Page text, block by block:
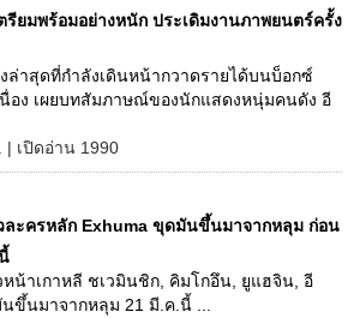
รียมพร้อมอย่างหนัก ประเดิมงานภาพยนตร์ครั้ง
ล่าสุดที่กำลังเดินหน้ากวาดรายได้บนบ็อกซ์
นื่อง เผยบทสัมภาษณ์ของนักแสดงหนุ่มคนดัง อี
| เปิดอ่าน 1990
ละครหลัก Exhuma ขุดมันขึ้นมาจากหลุม ก่อน
น้าเกาหลี ชเวมินชิก, คิมโกอึน, ยูแฮจิน, อี
ขึ้นมาจากหลุม 21 มี.ค.นี้ ...